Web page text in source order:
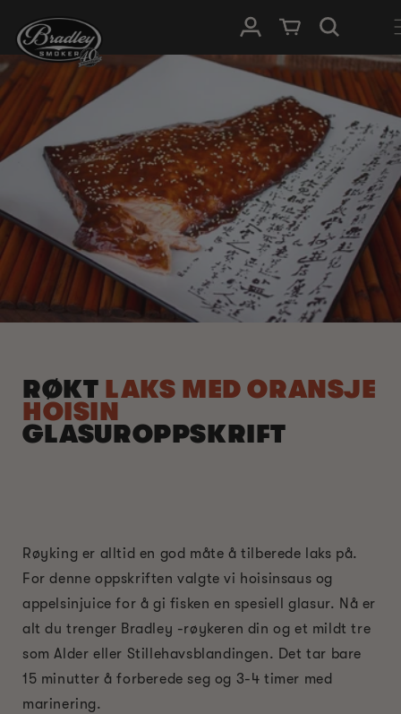
INNHOLDET
Logg InnHandlevogn
RØKT LAKS MED ORANSJE
HOISIN
GLASUROPPSKRIFT
Røyking er alltid en god måte å tilberede laks på.
For denne oppskriften valgte vi hoisinsaus og
appelsinjuice for å gi fisken en spesiell glasur. Nå er
alt du trenger Bradley -røykeren din og et mildt tre
som Alder eller Stillehavsblandingen. Det tar bare
15 minutter å forberede seg og 3-4 timer med
marinering.